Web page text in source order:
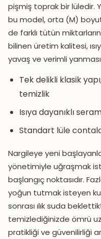
pişmiş toprak bir lüledir.
bu model, orta (M)
de farklı tütün
bilinen üretim kalitesi,
yavaş ve verimli
Tek delikli klasik
temizlik
Isıya dayanıklı
Standart lüle
Nargileye yeni
yönetimiyle uğraşmak
başlangıç noktasıdır.
yoğun tutmak isteyen
sonrası ılık suda
temizlediğinizde ömrü
pratikliği ve güvenilirliği